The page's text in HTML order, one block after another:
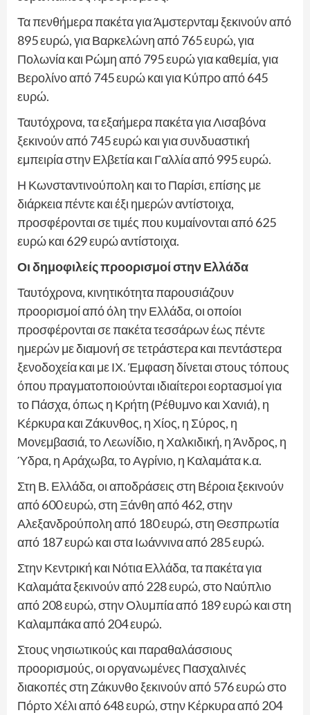
Τα πενθήμερα πακέτα για Άμστερνταμ ξεκινούν από
895 ευρώ, για Βαρκελώνη από 765 ευρώ, για
Πολωνία και Ρώμη από 795 ευρώ για καθεμία, για
Βερολίνο από 745 ευρώ και για Κύπρο από 645
ευρώ.
Ταυτόχρονα, τα εξαήμερα πακέτα για Λισαβόνα
ξεκινούν από 745 ευρώ και για συνδυαστική
εμπειρία στην Ελβετία και Γαλλία από 995 ευρώ.
Η Κωνσταντινούπολη και το Παρίσι, επίσης με
διάρκεια πέντε και έξι ημερών αντίστοιχα,
προσφέρονται σε τιμές που κυμαίνονται από 625
ευρώ και 629 ευρώ αντίστοιχα.
Οι δημοφιλείς προορισμοί στην Ελλάδα
Ταυτόχρονα, κινητικότητα παρουσιάζουν
προορισμοί από όλη την Ελλάδα, οι οποίοι
προσφέρονται σε πακέτα τεσσάρων έως πέντε
ημερών με διαμονή σε τετράστερα και πεντάστερα
ξενοδοχεία και με ΙΧ. Έμφαση δίνεται στους τόπους
όπου πραγματοποιούνται ιδιαίτεροι εορτασμοί για
το Πάσχα, όπως η Κρήτη (Ρέθυμνο και Χανιά), η
Κέρκυρα και Ζάκυνθος, η Χίος, η Σύρος, η
Μονεμβασιά, το Λεωνίδιο, η Χαλκιδική, η Άνδρος, η
Ύδρα, η Αράχωβα, το Αγρίνιο, η Καλαμάτα κ.α.
Στη Β. Ελλάδα, οι αποδράσεις στη Βέροια ξεκινούν
από 600 ευρώ, στη Ξάνθη από 462, στην
Αλεξανδρούπολη από 180 ευρώ, στη Θεσπρωτία
από 187 ευρώ και στα Ιωάννινα από 285 ευρώ.
Στην Κεντρική και Νότια Ελλάδα, τα πακέτα για
Καλαμάτα ξεκινούν από 228 ευρώ, στο Ναύπλιο
από 208 ευρώ, στην Ολυμπία από 189 ευρώ και στη
Καλαμπάκα από 204 ευρώ.
Στους νησιωτικούς και παραθαλάσσιους
προορισμούς, οι οργανωμένες Πασχαλινές
διακοπές στη Ζάκυνθο ξεκινούν από 576 ευρώ στο
Πόρτο Χέλι από 648 ευρώ, στην Κέρκυρα από 204